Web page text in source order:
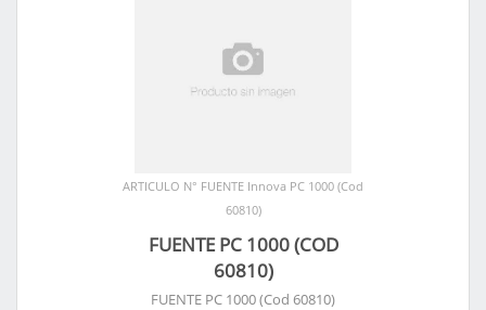
ARTICULO N° FUENTE Innova PC 1000 (Cod
60810)
FUENTE PC 1000 (COD
60810)
FUENTE PC 1000 (Cod 60810)